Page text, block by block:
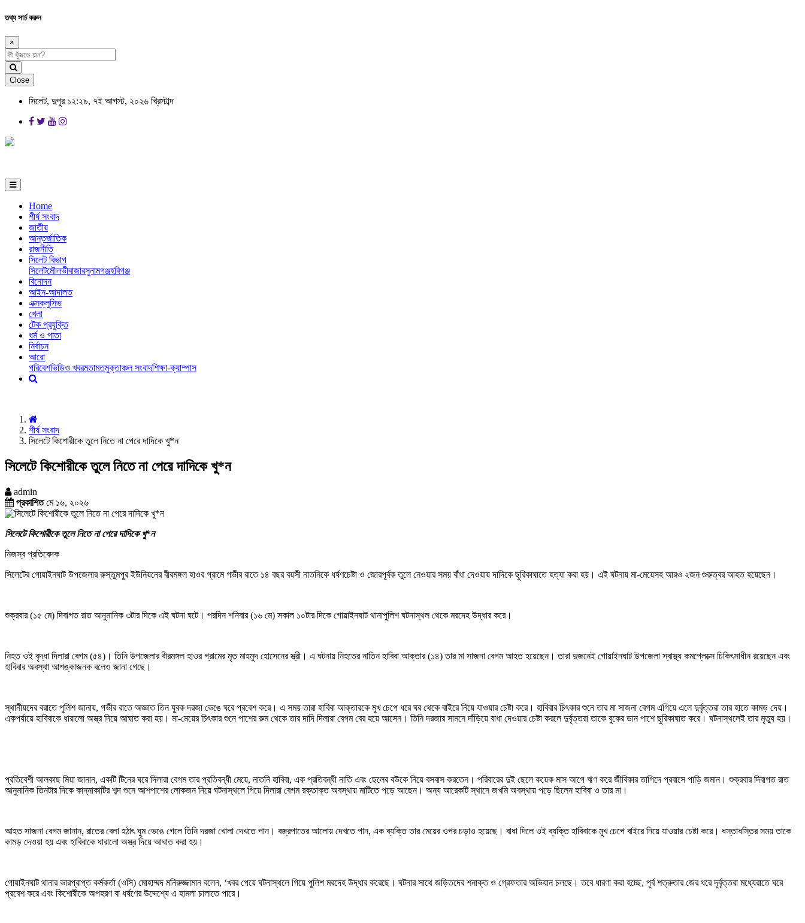
তথ্য সার্চ করুন
×
Close
সিলেট, দুপুর ১২:২৯, ৭ই আগস্ট, ২০২৬ খ্রিস্টাব্দ
Home
শীর্ষ সংবাদ
জাতীয়
আন্তর্জাতিক
রাজনীতি
সিলেট বিভাগ
সিলেটমৌলভীবাজারসুনামগঞ্জহবিগঞ্জ
বিনোদন
আইন-আদালত
এক্সক্লুসিভ
খেলা
টেক প্রযুক্তি
ধর্ম ও পাতা
নির্বাচন
আরো
পরিবেশভিডিও খবরমতামতমুক্তাঞ্চল সংবাদশিক্ষা-ক্যাম্পাস
শীর্ষ সংবাদ
সিলেটে কিশোরীকে তুলে নিতে না পেরে দাদিকে খু*ন
সিলেটে কিশোরীকে তুলে নিতে না পেরে দাদিকে খু*ন
admin
প্রকাশিতমে ১৬, ২০২৬
সিলেটে কিশোরীকে তুলে নিতে না পেরে দাদিকে খু*ন
নিজস্ব প্রতিবেদক
সিলেটের গোয়াইনঘাট উপজেলার রুস্তুমপুর ইউনিয়নের বীরমঙ্গল হাওর গ্রামে গভীর রাতে ১৪ বছর বয়সী নাতনিকে ধর্ষণচেষ্টা ও জোরপূর্বক তুলে নেওয়ার সময় বাঁধা দেওয়ায় দাদিকে ছুরিকাঘাতে হত্যা করা হয়। এই ঘটনায় মা-মেয়েসহ আরও ২জন গুরুত্বর আহত হয়েছেন।
শুক্রবার (১৫ মে) দিবাগত রাত আনুমানিক ৩টার দিকে এই ঘটনা ঘটে। পরদিন শনিবার (১৬ মে) সকাল ১০টার দিকে গোয়াইনঘাট থানাপুলিশ ঘটনাস্থল থেকে মরদেহ উদ্ধার করে।
নিহত ওই বৃদ্ধা দিলারা বেগম (৫৪)। তিনি উপজেলার বীরমঙ্গল হাওর গ্রামের মৃত মাহমুদ হোসেনের স্ত্রী। এ ঘটনায় নিহতের নাতিন হাবিবা আক্তার (১৪) তার মা সাজনা বেগম আহত হয়েছেন। তারা দুজনেই গোয়াইনঘাট উপজেলা স্বাস্থ্য কমপ্লেক্সে চিকিৎসাধীন রয়েছেন এবং
হাবিবার অবস্থা আশঙ্কাজনক বলেও জানা গেছে।
স্থানীয়দের বরাতে পুলিশ জানায়, গভীর রাতে অজ্ঞাত তিন যুবক দরজা ভেঙে ঘরে প্রবেশ করে। এ সময় তারা হাবিবা আক্তারকে মুখ চেপে ধরে ঘর থেকে বাইরে নিয়ে যাওয়ার চেষ্টা করে। হাবিবার চিৎকার শুনে তার মা সাজনা বেগম এগিয়ে এলে দুর্বৃত্তরা তার হাতে কামড় দেয়।
একপর্যায়ে হাবিবাকে ধারালো অস্ত্র দিয়ে আঘাত করা হয়। মা-মেয়ের চিৎকার শুনে পাশের রুম থেকে তার দাদি দিলারা বেগম বের হয়ে আসেন। তিনি দরজার সামনে দাঁড়িয়ে বাধা দেওয়ার চেষ্টা করলে দুর্বৃত্তরা তাকে বুকের ডান পাশে ছুরিকাঘাত করে। ঘটনাস্থলেই তার মৃত্যু হয়।
প্রতিবেশী আলকাছ মিয়া জানান, একটি টিনের ঘরে দিলারা বেগম তার প্রতিবন্ধী মেয়ে, নাতনি হাবিবা, এক প্রতিবন্ধী নাতি এবং ছেলের বউকে নিয়ে বসবাস করতেন। পরিবারের দুই ছেলে কয়েক মাস আগে ঋণ করে জীবিকার তাগিদে প্রবাসে পাড়ি জমান। শুক্রবার দিবাগত রাত
আনুমানিক তিনটার দিকে কান্নাকাটির শব্দ শুনে আশপাশের লোকজন নিয়ে ঘটনাস্থলে গিয়ে দিলারা বেগম রক্তাক্ত অবস্থায় মাটিতে পড়ে আছেন। অন্য আরেকটি স্থানে জখমি অবস্থায় পড়ে ছিলেন হাবিবা ও তার মা।
আহত সাজনা বেগম জানান, রাতের বেলা হঠাৎ ঘুম ভেঙে গেলে তিনি দরজা খোলা দেখতে পান। বজ্রপাতের আলোয় দেখতে পান, এক ব্যক্তি তার মেয়ের ওপর চড়াও হয়েছে। বাধা দিলে ওই ব্যক্তি হাবিবাকে মুখ চেপে বাইরে নিয়ে যাওয়ার চেষ্টা করে। ধস্তাধস্তির সময় তাকে
কামড় দেওয়া হয় এবং হাবিবাকে ধারালো অস্ত্র দিয়ে আঘাত করা হয়।
গোয়াইনঘাট থানার ভারপ্রাপ্ত কর্মকর্তা (ওসি) মোহাম্মদ মনিরুজ্জামান বলেন, ‘খবর পেয়ে ঘটনাস্থলে গিয়ে পুলিশ মরদেহ উদ্ধার করেছে। ঘটনার সাথে জড়িতদের শনাক্ত ও গ্রেফতার অভিযান চলছে। তবে ধারণা করা হচ্ছে, পূর্ব শত্রুতার জের ধরে দূর্বৃত্তরা মধ্যেরাতে ঘরে
প্রবেশ করে এবং কিশোরীকে অপহরণ বা ধর্ষণের উদ্দেশ্যে এ হামলা চালাতে পারে।